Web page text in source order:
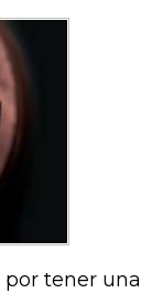
por tener una